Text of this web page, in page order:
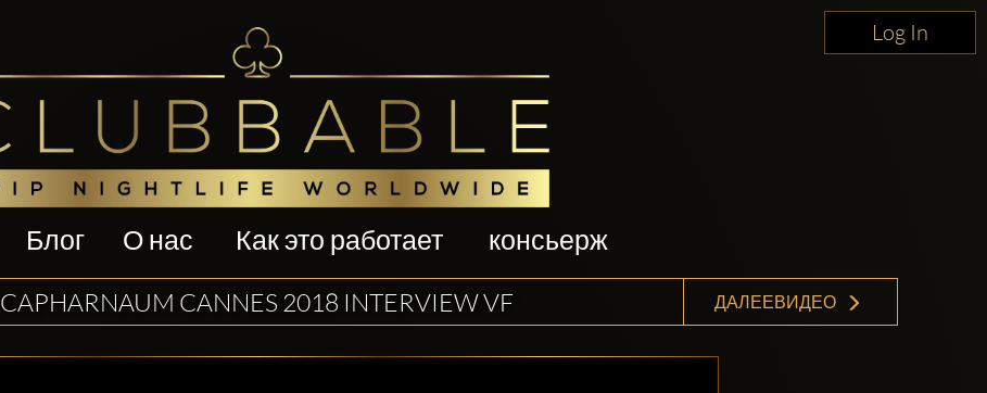
Log In
Блог О нас Как это работает консьерж
CAPHARNAUM CANNES 2018 INTERVIEW VF ДАЛЕЕВИДЕО